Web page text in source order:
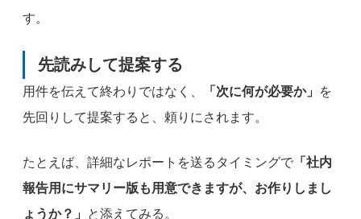
す。
先読みして提案する
用件を伝えて終わりではなく、 「次に何が必要か」
を
先回りして提案すると、頼りにされます。
たとえば、詳細なレポートを送るタイミングで 「社内
報告用にサマリー版も用意できますが、お作りしまし
ょうか？」
と添えてみる。